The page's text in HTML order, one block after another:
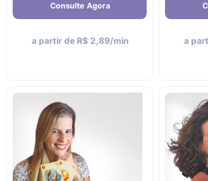
Consulte Agora
a partir de R$ 2,89/min a